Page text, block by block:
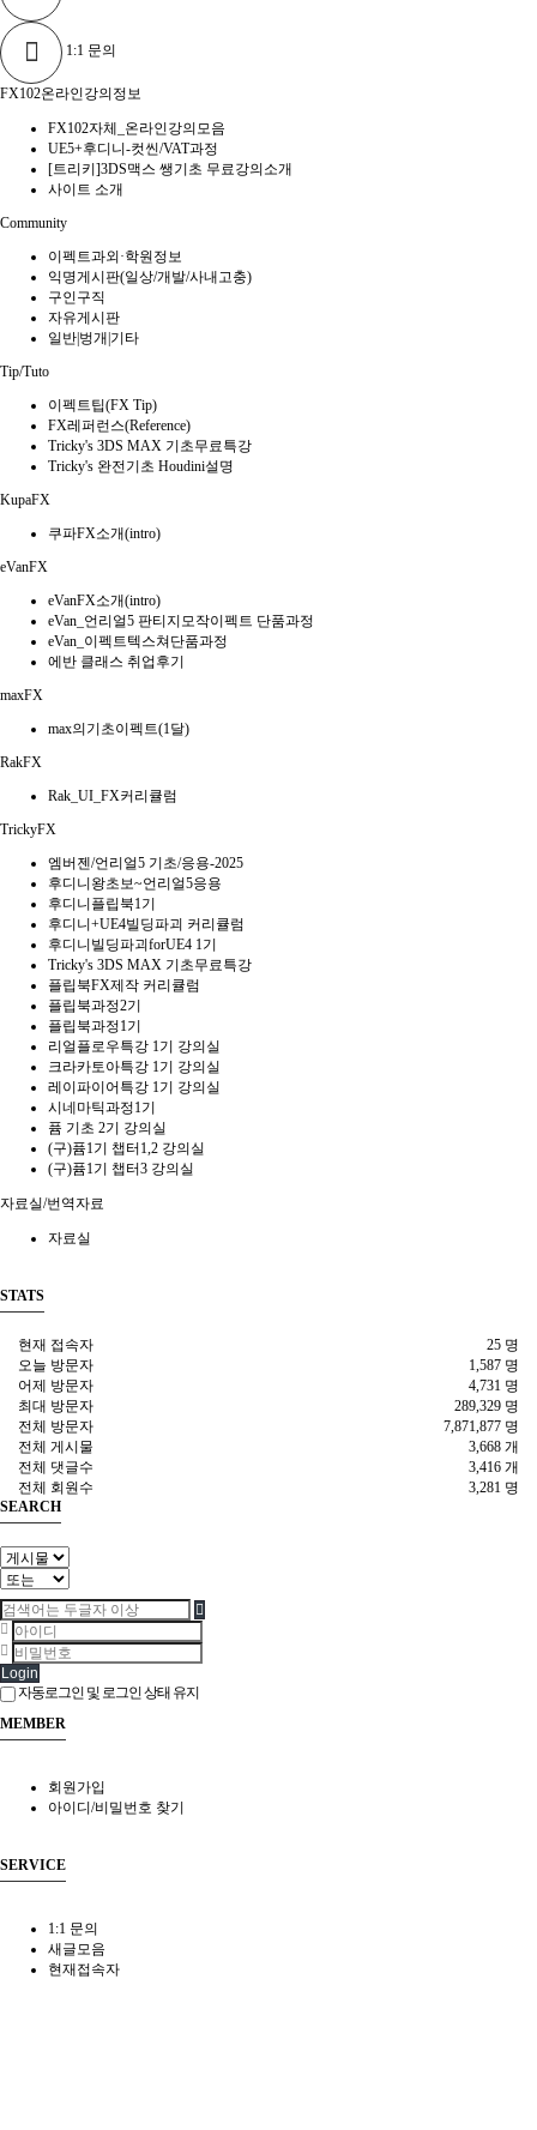
1:1 문의
FX102온라인강의정보
FX102자체_온라인강의모음
UE5+후디니-컷씬/VAT과정
[트리키]3DS맥스 쌩기초 무료강의소개
사이트 소개
Community
이펙트과외·학원정보
익명게시판(일상/개발/사내고충)
구인구직
자유게시판
일반|벙개|기타
Tip/Tuto
이펙트팁(FX Tip)
FX레퍼런스(Reference)
Tricky's 3DS MAX 기초무료특강
Tricky's 완전기초 Houdini설명
KupaFX
쿠파FX소개(intro)
eVanFX
eVanFX소개(intro)
eVan_언리얼5 판티지모작이펙트 단품과정
eVan_이펙트텍스쳐단품과정
에반 클래스 취업후기
maxFX
max의기초이펙트(1달)
RakFX
Rak_UI_FX커리큘럼
TrickyFX
엠버젠/언리얼5 기초/응용-2025
후디니왕초보~언리얼5응용
후디니플립북1기
후디니+UE4빌딩파괴 커리큘럼
후디니빌딩파괴forUE4 1기
Tricky's 3DS MAX 기초무료특강
플립북FX제작 커리큘럼
플립북과정2기
플립북과정1기
리얼플로우특강 1기 강의실
크라카토아특강 1기 강의실
레이파이어특강 1기 강의실
시네마틱과정1기
퓸 기초 2기 강의실
(구)퓸1기 챕터1,2 강의실
(구)퓸1기 챕터3 강의실
자료실/번역자료
자료실
STATS
25 명
현재 접속자
1,587 명
오늘 방문자
4,731 명
어제 방문자
289,329 명
최대 방문자
7,871,877 명
전체 방문자
3,668 개
전체 게시물
3,416 개
전체 댓글수
3,281 명
전체 회원수
SEARCH
Login
자동로그인 및 로그인 상태 유지
MEMBER
회원가입
아이디/비밀번호 찾기
SERVICE
1:1 문의
새글모음
현재접속자